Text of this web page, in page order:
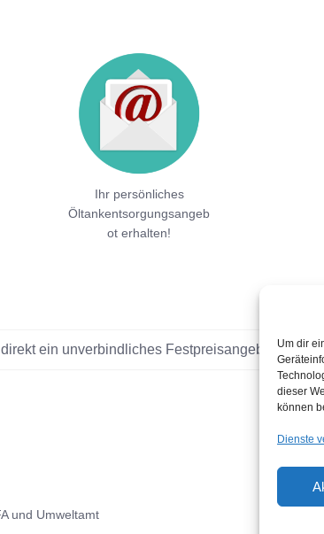
Um dir
dieser
können
Dienste
Ihr persönliches
Öltankentsorgungsangeb
ot erhalten!
ein unverbindliches Festpreisangebot
und Umweltamt